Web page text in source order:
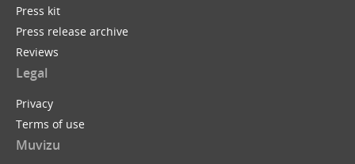
Press kit
Press release archive
Reviews
Legal
Privacy
Terms of use
Muvizu